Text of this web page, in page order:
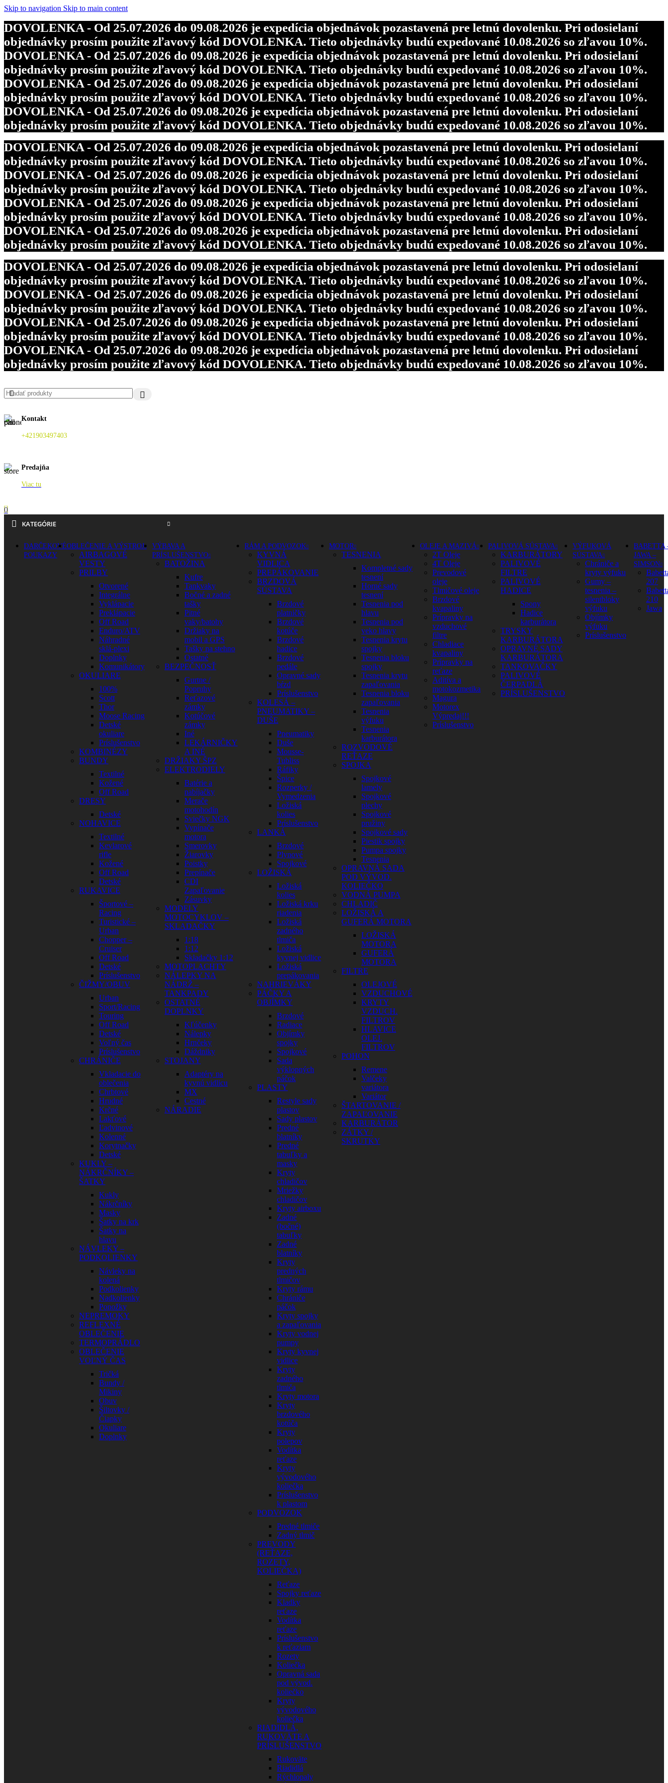
Skip to navigation Skip to main content
DOVOLENKA - Od 25.07.2026 do 09.08.2026 je expedícia objednávok pozastavená pre letnú dovolenku. Pri odosielaní
objednávky prosím použite zľavový kód DOVOLENKA. Tieto objednávky budú expedované 10.08.2026 so zľavou 10%.
DOVOLENKA - Od 25.07.2026 do 09.08.2026 je expedícia objednávok pozastavená pre letnú dovolenku. Pri odosielaní
objednávky prosím použite zľavový kód DOVOLENKA. Tieto objednávky budú expedované 10.08.2026 so zľavou 10%.
DOVOLENKA - Od 25.07.2026 do 09.08.2026 je expedícia objednávok pozastavená pre letnú dovolenku. Pri odosielaní
objednávky prosím použite zľavový kód DOVOLENKA. Tieto objednávky budú expedované 10.08.2026 so zľavou 10%.
DOVOLENKA - Od 25.07.2026 do 09.08.2026 je expedícia objednávok pozastavená pre letnú dovolenku. Pri odosielaní
objednávky prosím použite zľavový kód DOVOLENKA. Tieto objednávky budú expedované 10.08.2026 so zľavou 10%.
DOVOLENKA - Od 25.07.2026 do 09.08.2026 je expedícia objednávok pozastavená pre letnú dovolenku. Pri odosielaní
objednávky prosím použite zľavový kód DOVOLENKA. Tieto objednávky budú expedované 10.08.2026 so zľavou 10%.
DOVOLENKA - Od 25.07.2026 do 09.08.2026 je expedícia objednávok pozastavená pre letnú dovolenku. Pri odosielaní
objednávky prosím použite zľavový kód DOVOLENKA. Tieto objednávky budú expedované 10.08.2026 so zľavou 10%.
DOVOLENKA - Od 25.07.2026 do 09.08.2026 je expedícia objednávok pozastavená pre letnú dovolenku. Pri odosielaní
objednávky prosím použite zľavový kód DOVOLENKA. Tieto objednávky budú expedované 10.08.2026 so zľavou 10%.
DOVOLENKA - Od 25.07.2026 do 09.08.2026 je expedícia objednávok pozastavená pre letnú dovolenku. Pri odosielaní
objednávky prosím použite zľavový kód DOVOLENKA. Tieto objednávky budú expedované 10.08.2026 so zľavou 10%.
DOVOLENKA - Od 25.07.2026 do 09.08.2026 je expedícia objednávok pozastavená pre letnú dovolenku. Pri odosielaní
objednávky prosím použite zľavový kód DOVOLENKA. Tieto objednávky budú expedované 10.08.2026 so zľavou 10%.
DOVOLENKA - Od 25.07.2026 do 09.08.2026 je expedícia objednávok pozastavená pre letnú dovolenku. Pri odosielaní
objednávky prosím použite zľavový kód DOVOLENKA. Tieto objednávky budú expedované 10.08.2026 so zľavou 10%.
DOVOLENKA - Od 25.07.2026 do 09.08.2026 je expedícia objednávok pozastavená pre letnú dovolenku. Pri odosielaní
objednávky prosím použite zľavový kód DOVOLENKA. Tieto objednávky budú expedované 10.08.2026 so zľavou 10%.
DOVOLENKA - Od 25.07.2026 do 09.08.2026 je expedícia objednávok pozastavená pre letnú dovolenku. Pri odosielaní
objednávky prosím použite zľavový kód DOVOLENKA. Tieto objednávky budú expedované 10.08.2026 so zľavou 10%.
Kontakt
+421903497403
Predajňa
Viac tu
0
KATEGÓRIE
DARČEKOVÉ
POUKAZY
OBLEČENIE A VÝSTROJ
AIRBAGOVÉ
VESTY
PRILBY
Otvorené
Integrálne
Vyklápacie
Preklápacie
Off Road
Enduro/ATV
Náhradné
sklá-plexi
Doplnky
Komunikátory
OKULIARE
100%
Scott
Thor
Moose Racing
Detské
okuliare
Príslušenstvo
KOMBINÉZY
BUNDY
Textilné
Kožené
Off Road
DRESY
Detské
NOHAVICE
Textilné
Kevlarové
rifle
Kožené
Off Road
Detské
RUKAVICE
Športové –
Racing
Turistické –
Urban
Chopper –
Cruiser
Off Road
Detské
Príslušenstvo
ČIŽMY/OBUV
Urban
Sport/Racing
Touring
Off Road
Detské
Voľný čas
Príslušenstvo
CHRÁNIČE
Vkladacie do
oblečenia
Chrbtové
Hrudné
Krčné
Lakťové
Ľadvinové
Kolenné
Korytnačky
Detské
KUKLY –
NÁKRČNÍKY –
ŠATKY
Kukly
Nákrčníky
Masky
Šatky na krk
Šatky na
hlavu
NÁVLEKY –
PODKOLIENKY
Návleky na
kolená
Podkolienky
Nadkolienky
Ponožky
NEPREMOKY
REFLEXNÉ
OBLEČENIE
TERMOPRÁDLO
OBLEČENIE
VOĽNÝ ČAS
Tričká
Bundy /
Mikiny
Obuv
Šiltovky /
Čiapky
Okuliare
Doplnky
VÝBAVA A
PRÍSLUŠENSTVO
BATOŽINA
Kufre
Tankvaky
Bočné a zadné
tašky
Pitné
vaky/batohy
Držiaky na
mobil a GPS
Tašky na stehno
Ostatné
BEZPEČNOSŤ
Gurtne /
Popruhy
Reťazové
zámky
Kotúčové
zámky
Iné
LEKÁRNIČKY
A INÉ
DRŽIAKY ŠPZ
ELEKTRODIELY
Batérie a
nabíjačky
Merače
motohodín
Sviečky NGK
Vypínače
motora
Smerovky
Žiarovky
Poistky
Prepínače
CDI
Zapaľovanie
Zásuvky
MODELY
MOTOCYKLOV –
SKLADAČKY
1:18
1:12
Skladačky 1:12
MOTOPLACHTY
NÁLEPKY NA
NÁDRŽ –
TANKPADY
OSTATNÉ
DOPLNKY
Kľúčenky
Nálepky
Hrnčeky
Dáždniky
STOJANY
Adaptéry na
kyvnú vidlicu
MX
Cestné
NÁRADIE
RÁM A PODVOZOK
KYVNÁ
VIDLICA
PREPÁKOVANIE
BRZDOVÁ
SÚSTAVA
Brzdové
platničky
Brzdové
kotúče
Brzdové
hadice
Brzdové
pedále
Opravné sady
bŕzd
Príslušenstvo
KOLESÁ –
PNEUMATIKY –
DUŠE
Pneumatiky
Duše
Mousse-
Tubliss
Ráfiky
Špice
Rozperky /
Vymedzenia
Ložiská
kolies
Príslušenstvo
LANKÁ
Brzdové
Plynové
Spojkové
LOŽISKÁ
Ložiská
kolies
Ložiská krku
riadenia
Ložiská
zadného
tlmiča
Ložiská
kyvnej vidlice
Ložiská
prepákovania
NAHRIEVÁKY
PÁČKY A
OBJÍMKY
Brzdové
Radiace
Objímky
spojky
Spojkové
Sada
výklopných
páčok
PLASTY
Restyle sady
plastov
Sady plastov
Predné
blatníky
Predné
tabuľky a
masky
Kryty
chladičov
Mriežky
chladičov
Kryty airboxu
Zadné
(bočné)
tabuľky
Zadné
blatníky
Kryty
predných
tlmičov
Kryty rámu
Chrániče
páčok
Kryty spojky
a zapaľovania
Kryty vodnej
pumpy
Kryty kyvnej
vidlice
Kryty
zadného
tlmiča
Kryty motora
Kryty
brzdového
kotúča
Kryty
polepov
Vodítka
reťaze
Kryty
vývodového
koliečka
Príslušenstvo
k plastom
PODVOZOK
Predné tlmiče
Zadný tlmič
PREVODY
(REŤAZE,
ROZETY,
KOLIEČKA)
Reťaze
Spojky reťaze
Kladky
reťaze
Vodítka
reťaze
Príslušenstvo
k reťaziam
Rozety
Koliečka
Opravná sada
pod vývod.
koliečko
Kryty
vývodového
koliečka
RIADIDLÁ,
RUKOVÄTE A
PRÍSLUŠENSTVO
Rukoväte
Riadidlá
Rýchlopaly
MOTOR
TESNENIA
Kompletné sady
tesnení
Horné sady
tesnení
Tesnenia pod
hlavu
Tesnenia pod
veko hlavy
Tesnenia krytu
spojky
Tesnenia bloku
spojky
Tesnenia krytu
zapaľovania
Tesnenia bloku
zapaľovania
Tesnenia
výfuku
Tesnenia
karburátora
ROZVODOVÉ
REŤAZE
SPOJKA
Spojkové
lamely
Spojkové
plechy
Spojkové
pružiny
Spojkové sady
Piestik spojky
Pumpa spojky
Tesnenia
OPRAVNÁ SADA
POD VÝVOD.
KOLIEČKO
VODNÁ PUMPA
CHLADIČ
LOŽISKÁ A
GUFERÁ MOTORA
LOŽISKÁ
MOTORA
GUFERÁ
MOTORA
FILTRE
OLEJOVÉ
VZDUCHOVÉ
KRYTY
VZDUCH.
FILTROV
HLAVICE
OLEJ.
FILTROV
POHON
Remene
Valčeky
variátora
Variátor
ŠTARTOVANIE /
ZAPAĽOVANIE
KARBURÁTOR
ZÁTKY /
SKRUTKY
OLEJE A MAZIVÁ
2T Oleje
4T Oleje
Prevodové
oleje
Tlmičové oleje
Brzdové
kvapaliny
Prípravky na
vzduchové
filtre
Chladiace
kvapaliny
Prípravky na
reťaze
Aditíva a
motokozmetika
Magura
Motorex
Výpredaj!!!
Príslušenstvo
PALIVOVÁ SÚSTAVA
KARBURÁTORY
PALIVOVÉ
FILTRE
PALIVOVÉ
HADICE
Spony
Hadice
karburátora
TRYSKY
KARBURÁTORA
OPRAVNÉ SADY
KARBURÁTORA
TANKOVAČKY
PALIVOVÉ
ČERPADLÁ
PRÍSLUŠENSTVO
VÝFUKOVÁ
SÚSTAVA
Chrániče a
kryty výfuku
Gumy –
tesnenia –
silentbloky
výfuku
Objímky
výfuku
Príslušenstvo
BABETTA
JAWA –
SIMSON
207
210
Jawa